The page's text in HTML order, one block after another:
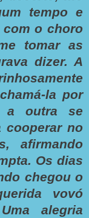
tempo e
com o choro
tomar as
dizer. A
la por
a outra se
cooperar no
afirmando
Os dias
chegou o
vovó
alegria